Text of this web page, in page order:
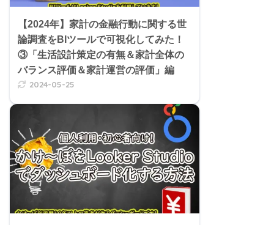
【2024年】家計の金融行動に関する世
論調査をBIツールで可視化してみた！
③「生活設計策定の有無＆家計全体の
バランス評価＆家計運営の評価」編
2024-05-25